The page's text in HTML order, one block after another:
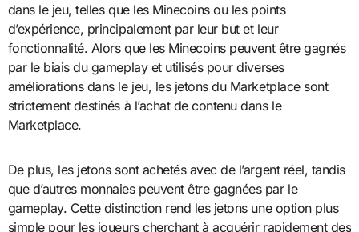
dans le jeu, telles que les Minecoins ou les points
d’expérience, principalement par leur but et leur
fonctionnalité. Alors que les Minecoins peuvent être gagnés
par le biais du gameplay et utilisés pour diverses
améliorations dans le jeu, les jetons du Marketplace sont
strictement destinés à l’achat de contenu dans le
Marketplace.
De plus, les jetons sont achetés avec de l’argent réel, tandis
que d’autres monnaies peuvent être gagnées par le
gameplay. Cette distinction rend les jetons une option plus
simple pour les joueurs cherchant à acquérir rapidement des